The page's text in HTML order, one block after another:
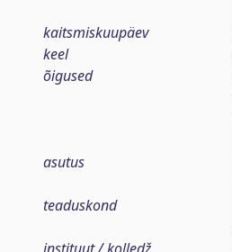
kaitsmiskuupäev
keel
õigused
asutus
teaduskond